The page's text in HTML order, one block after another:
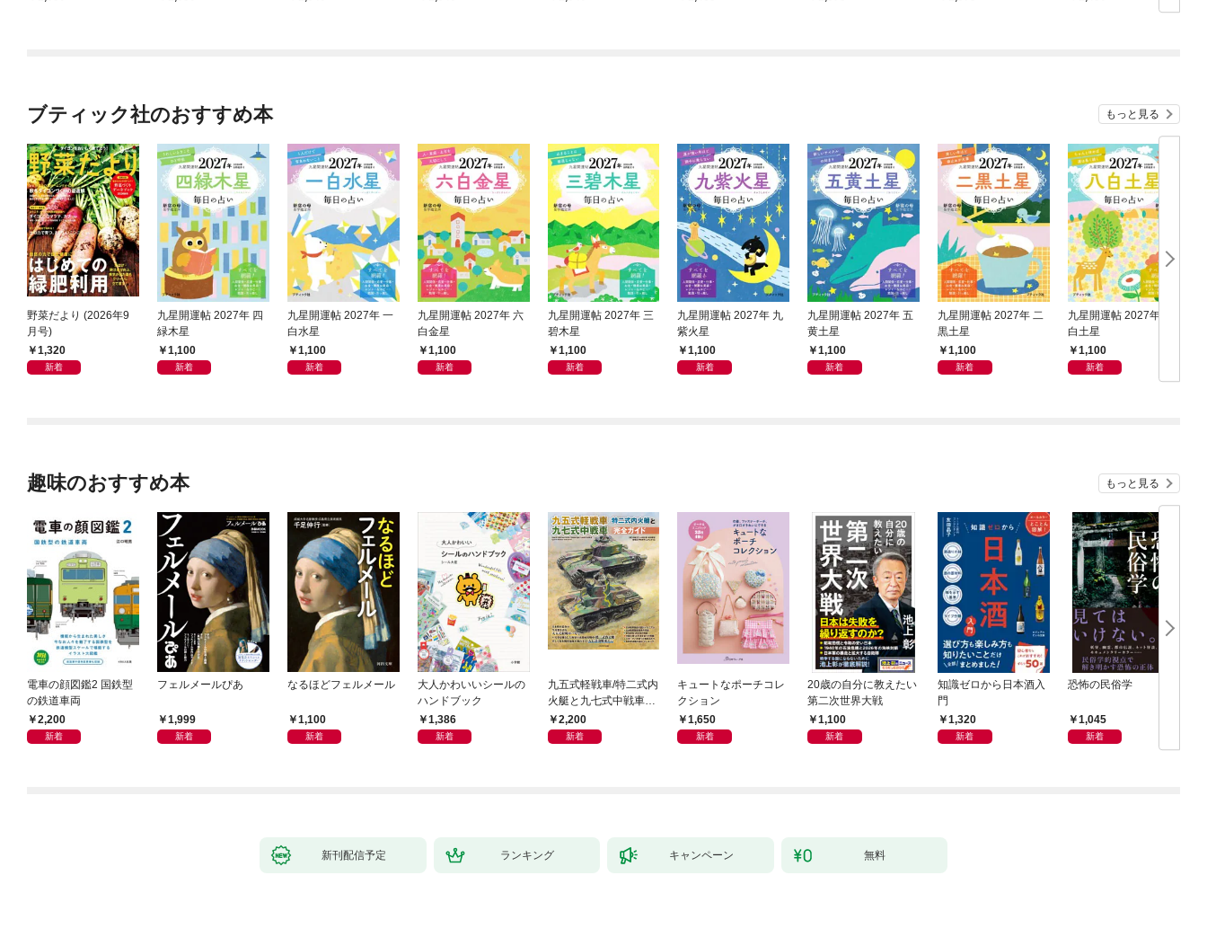
ブティック社のおすすめ本 もっと見る
野菜だより (2026年9
月号)
1,320
新着
九星開運帖 2027年 四
緑木星
1,100
新着
九星開運帖 2027年 一
白水星
1,100
新着
九星開運帖 2027年 六
白金星
1,100
新着
九星開運帖 2027年 三
碧木星
1,100
新着
九星開運帖 2027年 九
紫火星
1,100
新着
九星開運帖 2027年 五
黄土星
1,100
新着
九星開運帖 2027年 二
黒土星
1,100
新着
九星開運帖 2027年 八
白土星
1,100
新着
趣味のおすすめ本 もっと見る
電車の顔図鑑2 国鉄型
の鉄道車両
2,200
新着
フェルメールぴあ
1,999
新着
なるほどフェルメール
1,100
新着
大人かわいいシールの
ハンドブック
1,386
新着
九五式軽戦車/特二式内
火艇と九七式中戦車完
全ガイド
2,200
新着
キュートなポーチコレ
クション
1,650
新着
20歳の自分に教えたい
第二次世界大戦
1,100
新着
知識ゼロから日本酒入
門
1,320
新着
恐怖の民俗学
1,045
新着
新刊配信予定 ランキング キャンペーン 無料